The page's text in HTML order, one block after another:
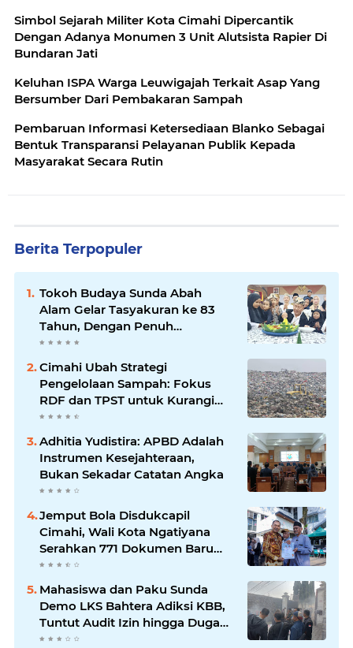
Simbol Sejarah Militer Kota Cimahi Dipercantik
Dengan Adanya Monumen 3 Unit Alutsista Rapier Di
Bundaran Jati
Keluhan ISPA Warga Leuwigajah Terkait Asap Yang
Bersumber Dari Pembakaran Sampah
Pembaruan Informasi Ketersediaan Blanko Sebagai
Bentuk Transparansi Pelayanan Publik Kepada
Masyarakat Secara Rutin
Berita Terpopuler
Tokoh Budaya Sunda Abah
Alam Gelar Tasyakuran ke 83
Tahun, Dengan Penuh
Kehangatan
Cimahi Ubah Strategi
Pengelolaan Sampah: Fokus
RDF dan TPST untuk Kurangi
Ketergantungan TPA
Adhitia Yudistira: APBD Adalah
Instrumen Kesejahteraan,
Bukan Sekadar Catatan Angka
Jemput Bola Disdukcapil
Cimahi, Wali Kota Ngatiyana
Serahkan 771 Dokumen Baru
untuk Warga Terdampak Ganti
Nama Jalan
Mahasiswa dan Paku Sunda
Demo LKS Bahtera Adiksi KBB,
Tuntut Audit Izin hingga Dugaan
Tarif Tetap Rehabilitasi